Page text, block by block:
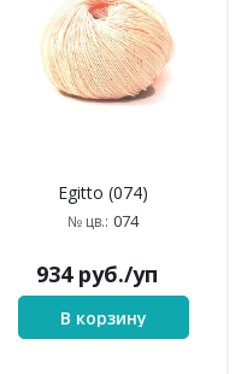
Egitto (074)
№ цв.: 074
934руб./уп
В корзину